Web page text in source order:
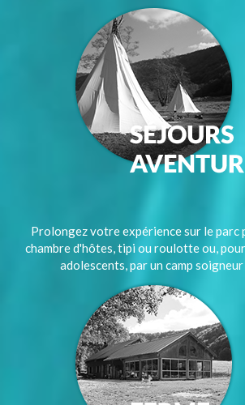
Prolongez votre expérience sur le parc
chambre d'hôtes, tipi ou roulotte ou,
adolescents, par un camp